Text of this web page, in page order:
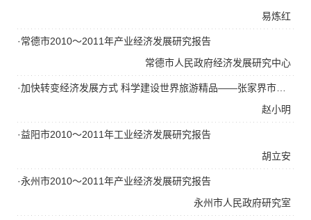
易炼红
常德市人民政府经济发展研究中心
·常德市2010～2011年产业经济发展研究报告
赵小明
胡立安
·益阳市2010～2011年工业经济发展研究报告
永州市人民政府研究室
·永州市2010～2011年产业经济发展研究报告